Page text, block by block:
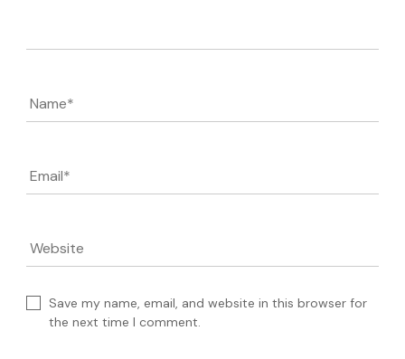
Name*
Email*
Website
Save my name, email, and website in this browser for
the next time I comment.